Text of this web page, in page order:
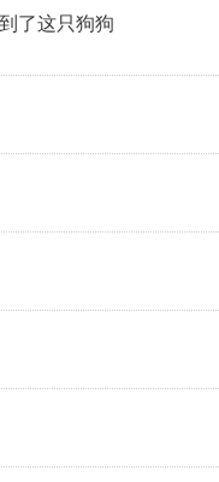
了这只狗狗